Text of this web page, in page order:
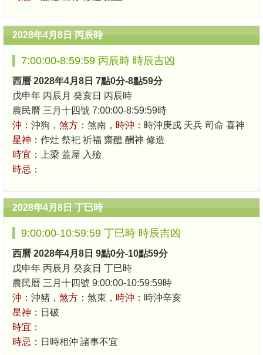
2028年4月8日 丙辰時
7:00:00-8:59:59 丙辰時 時辰吉凶
西曆 2028年4月8日 7點0分-8點59分
戊申年 丙辰月 癸亥日 丙辰時
農民曆 三月十四號 7:00:00-8:59:59時
沖： 沖狗， 煞方： 煞南， 時沖： 時沖庚戍 天兵 司命 喜神
星神： 作灶 祭祀 祈福 齋醮 酬神 修造
時宜：
上梁 蓋屋 入殮
時忌：
2028年4月8日 丁巳時
9:00:00-10:59:59 丁巳時 時辰吉凶
西曆 2028年4月8日 9點0分-10點59分
戊申年 丙辰月 癸亥日 丁巳時
農民曆 三月十四號 9:00:00-10:59:59時
沖： 沖豬， 煞方： 煞東， 時沖： 時沖辛亥
星神： 日破
時宜：
時忌： 日時相沖 諸事不宜